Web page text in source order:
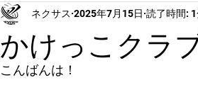
かけっこクラ
ネクサス 2025年7月15日 読了時間:
こんばんは！